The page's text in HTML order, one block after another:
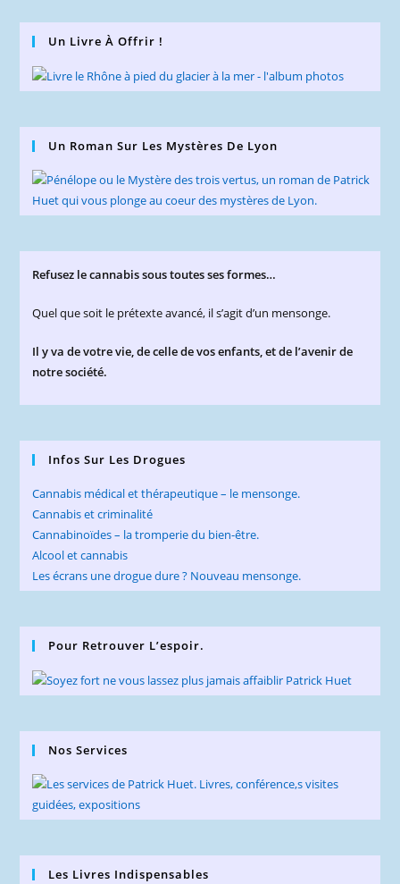
Un Livre À Offrir !
Un Roman Sur Les Mystères De Lyon
Refusez le cannabis sous toutes ses formes…
Quel que soit le prétexte avancé, il s’agit d’un mensonge.
Il y va de votre vie, de celle de vos enfants, et de l’avenir de
notre société.
Infos Sur Les Drogues
Cannabis médical et thérapeutique – le mensonge.
Cannabis et criminalité
Cannabinoïdes – la tromperie du bien-être.
Alcool et cannabis
Les écrans une drogue dure ? Nouveau mensonge.
Pour Retrouver L’espoir.
Nos Services
Les Livres Indispensables